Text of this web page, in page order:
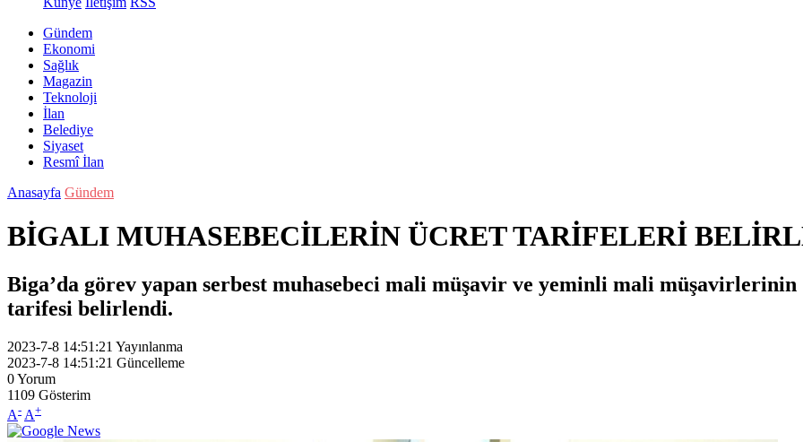
Gündem
Ekonomi
Sağlık
Magazin
Teknoloji
İlan
Belediye
Siyaset
Resmî İlan
Anasayfa Gündem
BİGALI MUHASEBECİLERİN ÜCRET TARİFELERİ
Biga’da görev yapan serbest muhasebeci mali müşavir ve yeminli mali müşavirlerinin
tarifesi belirlendi.
2023-7-8 14:51:21 Yayınlanma
2023-7-8 14:51:21 Güncelleme
0Yorum
1109 Gösterim
A- A+